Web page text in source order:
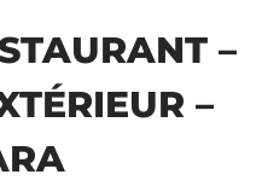
–
–